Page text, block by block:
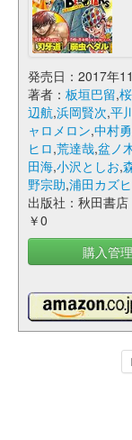
発売日：2017年
著者： 板垣巴留,
辺航,浜岡賢次,平
ャロメロン,中村
ヒロ,荒達哉,盆ノ
田海,小沢としお,
野宗助,浦田カズ
出版社：秋田書店
￥0
購入管理